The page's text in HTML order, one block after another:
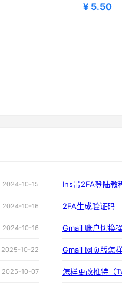
¥ 5.50
2024-10-15 Ins带2FA登陆教
2024-10-16 2FA生成验证码
2024-10-16 Gmail 账户切换
2025-10-22 Gmail 网页版怎
2025-10-07 怎样更改推特（